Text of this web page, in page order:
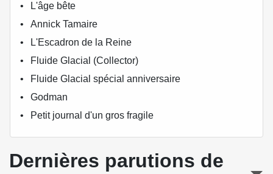
L'âge bête
Annick Tamaire
L'Escadron de la Reine
Fluide Glacial (Collector)
Fluide Glacial spécial anniversaire
Godman
Petit journal d'un gros fragile
Dernières parutions de